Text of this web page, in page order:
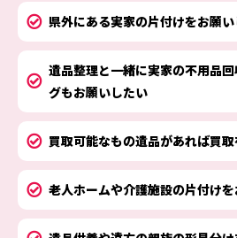
県外にある実家の片付けをお願
遺品整理と一緒に実家の不用品
グもお願いしたい
買取可能なもの遺品があれば買
老人ホームや介護施設の片付け